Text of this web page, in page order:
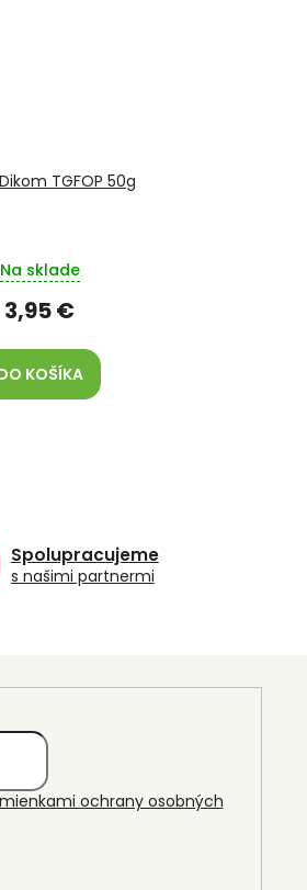
TGFOP 50g
Na sklade
3,95 €
KOŠÍKA
Spolupracujeme
s našimi partnermi
ochrany osobných